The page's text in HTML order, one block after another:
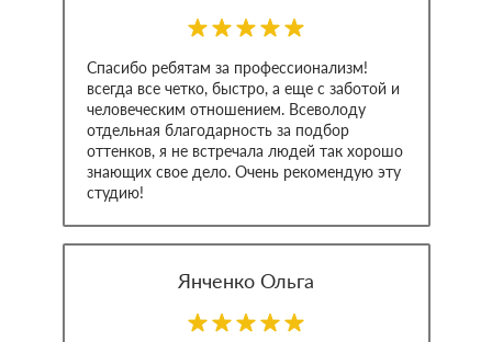
Спасибо ребятам за профессионализм!
всегда все четко, быстро, а еще с заботой и
человеческим отношением. Всеволоду
отдельная благодарность за подбор
оттенков, я не встречала людей так хорошо
знающих свое дело. Очень рекомендую эту
студию!
Янченко Ольга